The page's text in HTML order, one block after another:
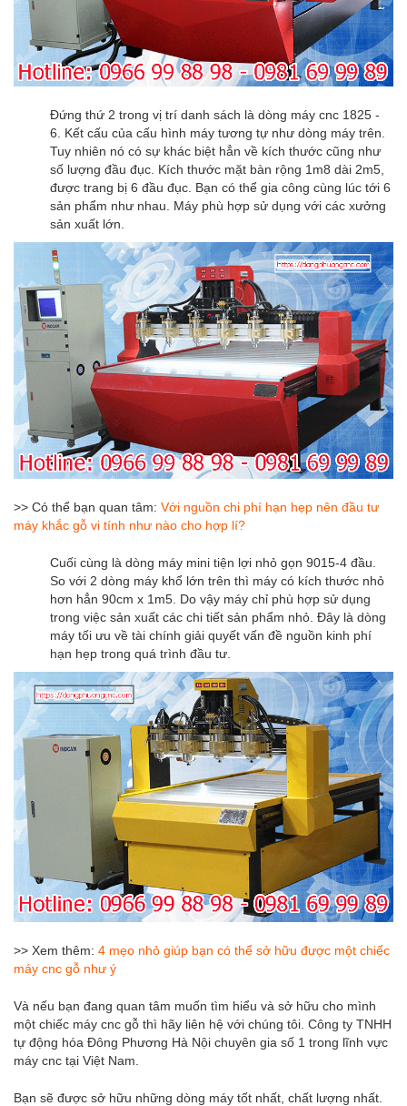
Đứng thứ 2 trong vị trí danh sách là dòng máy cnc 1825 -
6. Kết cấu của cấu hình máy tương tự như dòng máy trên.
Tuy nhiên nó có sự khác biệt hẳn về kích thước cũng như
số lượng đầu đục. Kích thước mặt bàn rộng 1m8 dài 2m5,
được trang bị 6 đầu đục. Bạn có thể gia công cùng lúc tới 6
sản phẩm như nhau. Máy phù hợp sử dụng với các xưởng
sản xuất lớn.
>> Có thể bạn quan tâm: Với nguồn chi phí hạn hẹp nên đầu tư
máy khắc gỗ vi tính như nào cho hợp lí?
Cuối cùng là dòng máy mini tiện lợi nhỏ gọn 9015-4 đầu.
So với 2 dòng máy khổ lớn trên thì máy có kích thước nhỏ
hơn hẳn 90cm x 1m5. Do vậy máy chỉ phù hợp sử dụng
trong việc sản xuất các chi tiết sản phẩm nhỏ. Đây là dòng
máy tối ưu về tài chính giải quyết vấn đề nguồn kinh phí
hạn hẹp trong quá trình đầu tư.
>> Xem thêm: 4 mẹo nhỏ giúp bạn có thể sở hữu được một chiếc
máy cnc gỗ như ý
Và nếu bạn đang quan tâm muốn tìm hiểu và sở hữu cho mình
một chiếc máy cnc gỗ thì hãy liên hệ với chúng tôi. Công ty TNHH
tự động hóa Đông Phương Hà Nội chuyên gia số 1 trong lĩnh vực
máy cnc tại Việt Nam.
Bạn sẽ được sở hữu những dòng máy tốt nhất, chất lượng nhất.